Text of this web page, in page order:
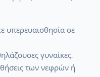
υπερευαισθησία σε
γυναίκες.
των νεφρών ή